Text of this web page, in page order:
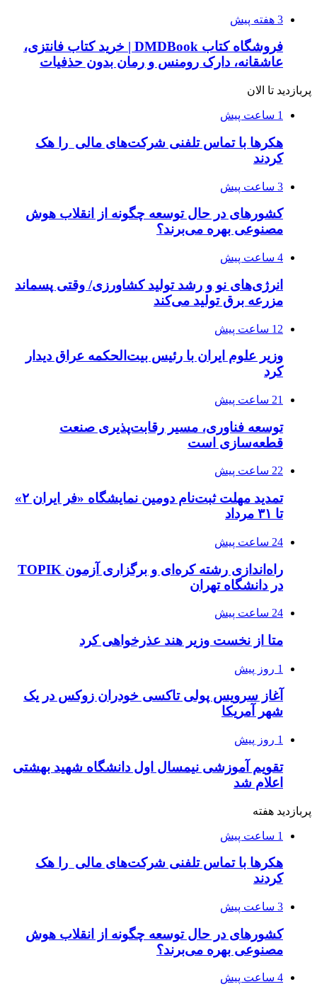
3 هفته پیش
فروشگاه کتاب DMDBook | خرید کتاب فانتزی،
عاشقانه، دارک رومنس و رمان بدون حذفیات
پربازدید تا الان
1 ساعت پیش
هکرها با تماس تلفنی شرکت‌های مالی را هک
کردند
3 ساعت پیش
کشورهای در حال توسعه چگونه از انقلاب هوش
مصنوعی بهره می‌برند؟
4 ساعت پیش
انرژی‌های نو و رشد تولید کشاورزی/ وقتی پسماند
مزرعه‌ برق تولید می‌کند
12 ساعت پیش
وزیر علوم ایران با رئیس بیت‌الحکمه عراق دیدار
کرد
21 ساعت پیش
توسعه فناوری، مسیر رقابت‌پذیری صنعت
قطعه‌سازی است
22 ساعت پیش
تمدید مهلت ثبت‌نام دومین نمایشگاه «فر ایران ۲»
تا ۳۱ مرداد
24 ساعت پیش
راه‌اندازی رشته کره‌ای و برگزاری آزمون TOPIK
در دانشگاه تهران
24 ساعت پیش
متا از نخست وزیر هند عذرخواهی کرد
1 روز پیش
آغاز سرویس پولی تاکسی خودران زوکس در یک
شهر آمریکا
1 روز پیش
تقویم آموزشی نیمسال اول دانشگاه شهید بهشتی
اعلام شد
پربازدید هفته
1 ساعت پیش
هکرها با تماس تلفنی شرکت‌های مالی را هک
کردند
3 ساعت پیش
کشورهای در حال توسعه چگونه از انقلاب هوش
مصنوعی بهره می‌برند؟
4 ساعت پیش